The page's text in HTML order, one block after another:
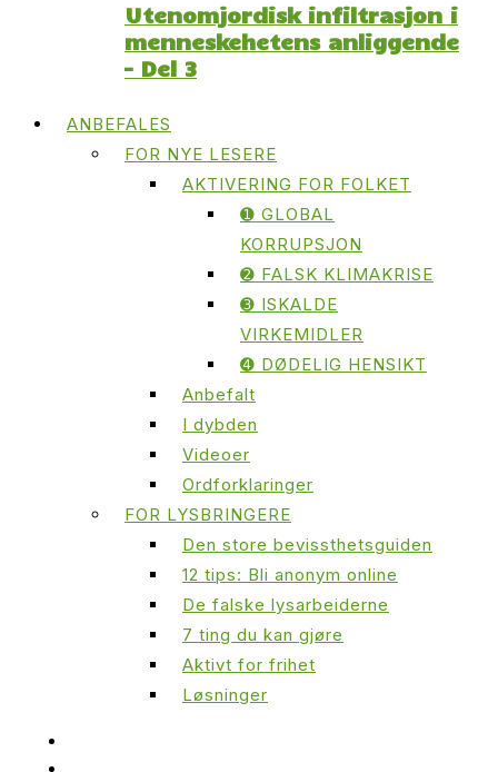
Utenomjordisk infiltrasjon i
menneskehetens anliggende
– Del 3
ANBEFALES
FOR NYE LESERE
AKTIVERING FOR FOLKET
➊ GLOBAL
KORRUPSJON
➋ FALSK KLIMAKRISE
➌ ISKALDE
VIRKEMIDLER
➍ DØDELIG HENSIKT
Anbefalt
I dybden
Videoer
Ordforklaringer
FOR LYSBRINGERE
Den store bevissthetsguiden
12 tips: Bli anonym online
De falske lysarbeiderne
7 ting du kan gjøre
Aktivt for frihet
Løsninger